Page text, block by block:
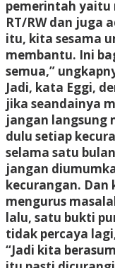
pemerintah yaitu
RT/RW dan juga
itu, kita sesama
membantu. Ini
semua,”
Jadi, kata Eggi,
jika seandainya
jangan langsung
dulu setiap
selama satu
jangan
kecurangan.
mengurus
lalu, satu bukti
tidak percaya
“Jadi kita